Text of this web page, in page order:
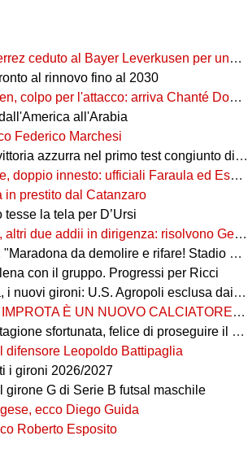
ceduto al Bayer Leverkusen per una cifra record
al rinnovo fino al 2030
colpo per l'attacco: arriva Chanté Dompig
all'Arabia
Federico Marchesi
nel primo test congiunto di Castel di Sangro
doppio innesto: ufficiali Faraula ed Esposito
in prestito dal Catanzaro
la tela per D’Ursi
due addii in dirigenza: risolvono Gerbo e Zanardini
da demolire e rifare! Stadio nuovo in ex area Q8"
con il gruppo. Progressi per Ricci
gironi: U.S. Agropoli esclusa dai ripescaggi
È UN NUOVO CALCIATORE DEL GIUGLIANO
sfortunata, felice di proseguire il percorso"
difensore Leopoldo Battipaglia
i gironi 2026/2027
girone G di Serie B futsal maschile
ecco Diego Guida
Roberto Esposito